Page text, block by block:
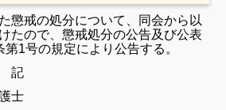
懲戒の処分について、同会から以
たので、懲戒処分の公告及び公表
1号の規定により公告する。
士